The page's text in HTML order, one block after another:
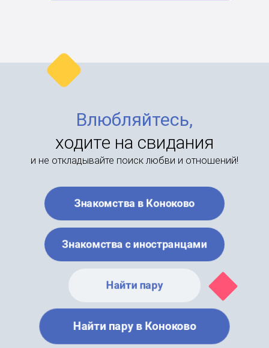
Влюбляйтесь,
ходите на свидания
и не откладывайте поиск любви и отношений!
Знакомства в Коноково
Знакомства с иностранцами
Найти пару
Найти пару в Коноково